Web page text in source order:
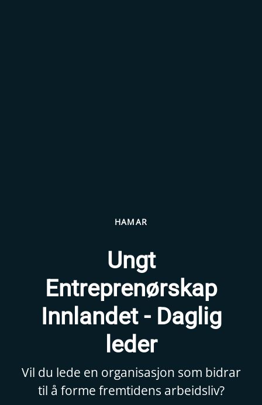
HAMAR
Ungt
Entreprenørskap
Innlandet - Daglig
leder
Vil du lede en organisasjon som bidrar
til å forme fremtidens arbeidsliv?